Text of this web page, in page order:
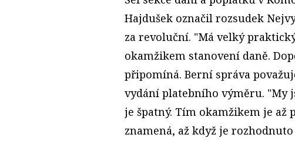
Hajdušek označil rozsudek
za revoluční. "Má velký
okamžikem stanovení daně.
připomíná. Berní správa
vydání platebního výměru. "My
je špatný. Tím okamžikem je až
znamená, až když je